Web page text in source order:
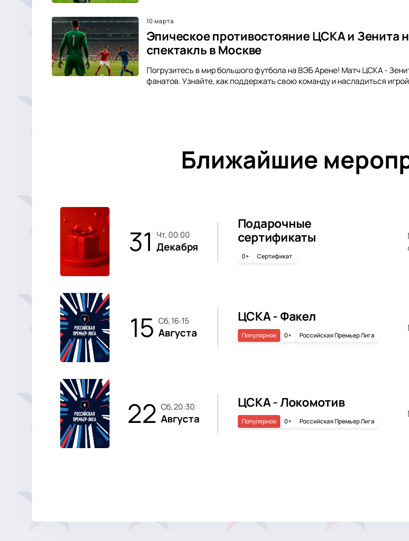
10 марта
Эпическое противостояние ЦСКА и Зенита
спектакль в Москве
Погрузитесь в мир большого футбола на ВЭБ Арене! Матч ЦСКА -
фанатов. Узнайте, как поддержать свою команду и насладиться
Ближайшие
31 чт, 00:00
Декабря
Подарочные
сертификаты
0+ Сертификат
15 сб, 16:15
Августа
ЦСКА - Факел
0+ Российская Премьер Лига
Популярное
22 сб, 20:30
Августа
ЦСКА - Локомотив
0+ Российская Премьер Лига
Популярное